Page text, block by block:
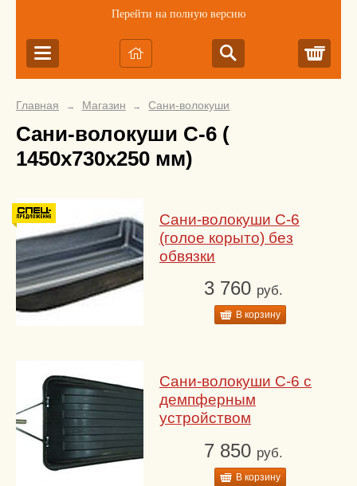
Перейти на полную версию
Главная → Магазин → Сани-волокуши
Сани-волокуши С-6 (
1450х730х250 мм)
Сани-волокуши С-6
(голое корыто) без
обвязки
3 760 руб.
В корзину
Сани-волокуши С-6 с
демпферным
устройством
7 850 руб.
В корзину